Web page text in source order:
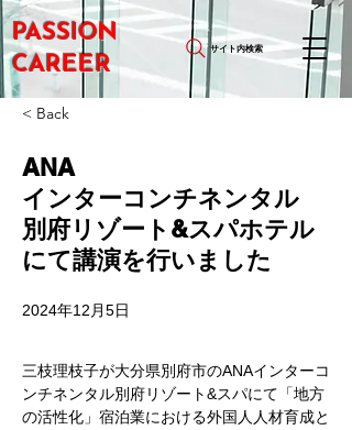
サイト内検索
PASSION
CAREER
< Back
ANA
インターコンチネンタル
別府リゾート&スパホテル
にて講演を行いました
2024年12月5日
三枝理枝子が大分県別府市のANAインターコ
ンチネンタル別府リゾート&スパにて「地方
の活性化」宿泊業における外国人人材育成と